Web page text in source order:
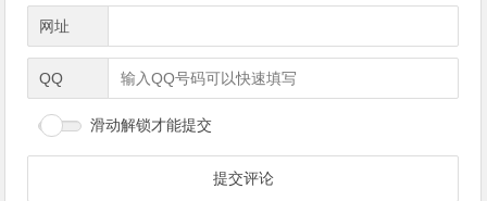
网址
QQ
滑动解锁才能提交